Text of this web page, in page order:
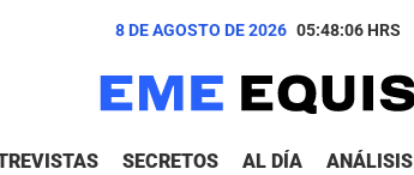
8 DE AGOSTO DE 2026 05:48:07 HRS
SECRETOS AL DÍA ANÁLISIS